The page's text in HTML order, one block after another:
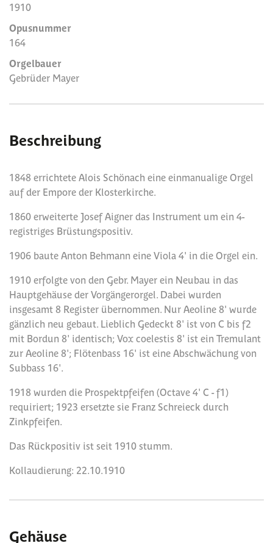
1910
Opusnummer
164
Orgelbauer
Gebrüder Mayer
Beschreibung
1848 errichtete Alois Schönach eine einmanualige Orgel
auf der Empore der Klosterkirche.
1860 erweiterte Josef Aigner das Instrument um ein 4-
registriges Brüstungspositiv.
1906 baute Anton Behmann eine Viola 4' in die Orgel ein.
1910 erfolgte von den Gebr. Mayer ein Neubau in das
Hauptgehäuse der Vorgängerorgel. Dabei wurden
insgesamt 8 Register übernommen. Nur Aeoline 8' wurde
gänzlich neu gebaut. Lieblich Gedeckt 8' ist von C bis f2
mit Bordun 8' identisch; Vox coelestis 8' ist ein Tremulant
zur Aeoline 8'; Flötenbass 16' ist eine Abschwächung von
Subbass 16'.
1918 wurden die Prospektpfeifen (Octave 4' C - f1)
requiriert; 1923 ersetzte sie Franz Schreieck durch
Zinkpfeifen.
Das Rückpositiv ist seit 1910 stumm.
Kollaudierung: 22.10.1910
Gehäuse